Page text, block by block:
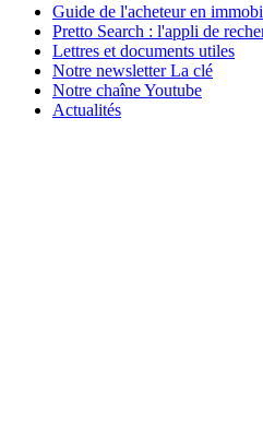
Guide de l'acheteur en
Pretto Search : l'appli de
Lettres et documents utiles
Notre newsletter La clé
Notre chaîne Youtube
Actualités